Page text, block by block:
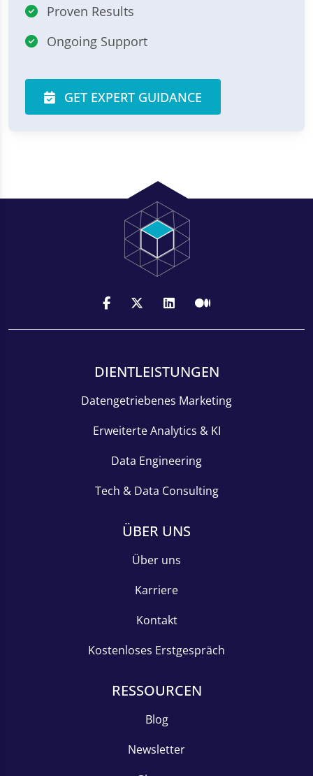
Proven Results
Ongoing Support
GET EXPERT GUIDANCE
DIENTLEISTUNGEN
Datengetriebenes Marketing
Erweiterte Analytics & KI
Data Engineering
Tech & Data Consulting
ÜBER UNS
Über uns
Karriere
Kontakt
Kostenloses Erstgespräch
RESSOURCEN
Blog
Newsletter